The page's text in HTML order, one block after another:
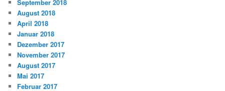
September 2018
August 2018
April 2018
Januar 2018
Dezember 2017
November 2017
August 2017
Mai 2017
Februar 2017